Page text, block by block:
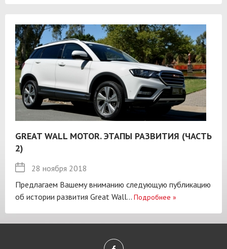
GREAT WALL MOTOR. ЭТАПЫ РАЗВИТИЯ (ЧАСТЬ
2)
28 ноября 2018
Предлагаем Вашему вниманию следующую публикацию
об истории развития Great Wall... Подробнее »